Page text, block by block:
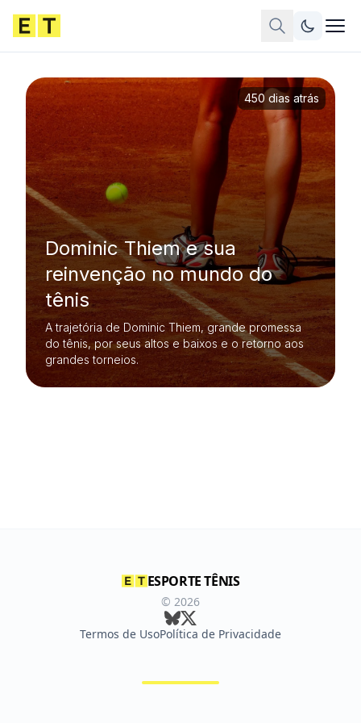
Dominic Thiem e sua
reinvenção no mundo do
tênis
A trajetória de Dominic Thiem, grande promessa
do tênis, por seus altos e baixos e o retorno aos
grandes torneios.
450 dias atrás
ESPORTE TÊNIS
© 2026
Termos de UsoPolítica de Privacidade